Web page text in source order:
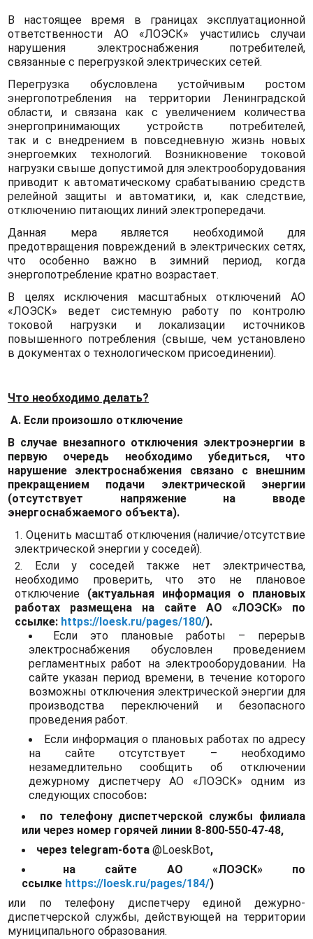
В настоящее время в границах эксплуатационной
ответственности АО «ЛОЭСК» участились случаи
нарушения электроснабжения потребителей,
связанные с перегрузкой электрических сетей.
Перегрузка обусловлена устойчивым ростом
энергопотребления на территории Ленинградской
области, и связана как с увеличением количества
энергопринимающих устройств потребителей,
так и с внедрением в повседневную жизнь новых
энергоемких технологий. Возникновение токовой
нагрузки свыше допустимой для электрооборудования
приводит к автоматическому срабатыванию средств
релейной защиты и автоматики, и, как следствие,
отключению питающих линий электропередачи.
Данная мера является необходимой для
предотвращения повреждений в электрических сетях,
что особенно важно в зимний период, когда
энергопотребление кратно возрастает.
В целях исключения масштабных отключений АО
«ЛОЭСК» ведет системную работу по контролю
токовой нагрузки и локализации источников
повышенного потребления (свыше, чем установлено
в документах о технологическом присоединении).
Что необходимо делать?
А. Если произошло отключение
В случае внезапного отключения электроэнергии в
первую очередь необходимо убедиться, что
нарушение электроснабжения связано с внешним
прекращением подачи электрической энергии
(отсутствует напряжение на вводе
энергоснабжаемого объекта).
Оценить масштаб отключения (наличие/отсутствие
электрической энергии у соседей).
Если у соседей также нет электричества,
необходимо проверить, что это не плановое
отключение (актуальная информация о плановых
работах размещена на сайте АО «ЛОЭСК» по
ссылке: https://loesk.ru/pages/180/).
Если это плановые работы – перерыв
электроснабжения обусловлен проведением
регламентных работ на электрооборудовании. На
сайте указан период времени, в течение которого
возможны отключения электрической энергии для
производства переключений и безопасного
проведения работ.
Если информация о плановых работах по адресу
на сайте отсутствует – необходимо
незамедлительно сообщить об отключении
дежурному диспетчеру АО «ЛОЭСК» одним из
следующих способов:
по телефону диспетчерской службы филиала
или через номер горячей линии 8-800-550-47-48,
через telegram-бота @LoeskBot,
на сайте АО «ЛОЭСК» по
ссылке https://loesk.ru/pages/184/)
или по телефону диспетчеру единой дежурно-
диспетчерской службы, действующей на территории
муниципального образования.